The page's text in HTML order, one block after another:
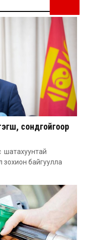
сондгойгоор
шатахуунтай
зохион байгуулла